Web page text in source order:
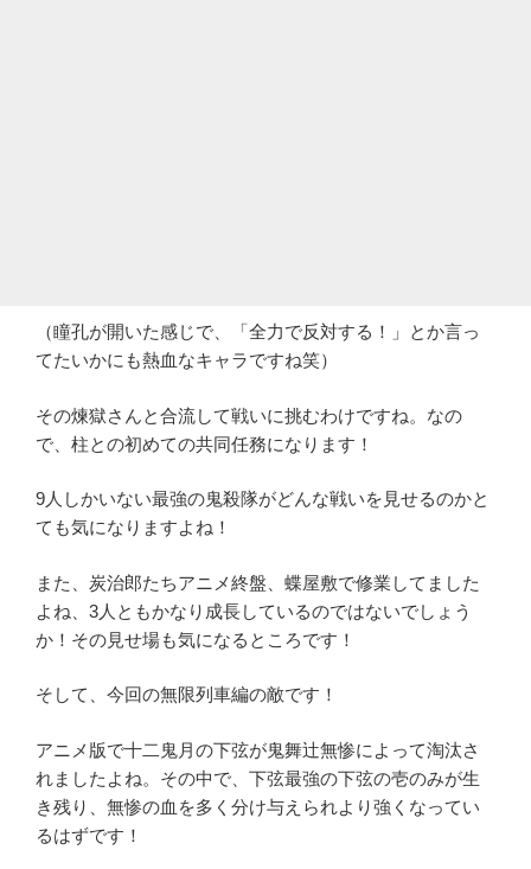
（瞳孔が開いた感じで、「全力で反対する！」とか言っ
てたいかにも熱血なキャラですね笑）
その煉獄さんと合流して戦いに挑むわけですね。なの
で、柱との初めての共同任務になります！
9人しかいない最強の鬼殺隊がどんな戦いを見せるのかと
ても気になりますよね！
また、炭治郎たちアニメ終盤、蝶屋敷で修業してました
よね、3人ともかなり成長しているのではないでしょう
か！その見せ場も気になるところです！
そして、今回の無限列車編の敵です！
アニメ版で十二鬼月の下弦が鬼舞辻無惨によって淘汰さ
れましたよね。その中で、下弦最強の下弦の壱のみが生
き残り、無惨の血を多く分け与えられより強くなってい
るはずです！